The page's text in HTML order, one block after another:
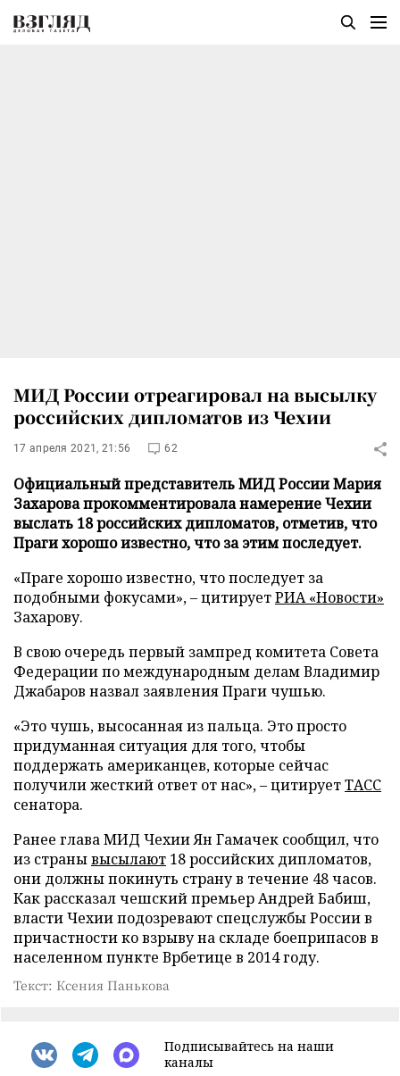
МИД России отреагировал на высылку
российских дипломатов из Чехии
17 апреля 2021, 21:56 62
Официальный представитель МИД России Мария
Захарова прокомментировала намерение Чехии
выслать 18 российских дипломатов, отметив, что
Праги хорошо известно, что за этим последует.
«Праге хорошо известно, что последует за
подобными фокусами», – цитируетРИА «Новости»
Захарову.
В свою очередь первый зампред комитета Совета
Федерации по международным делам Владимир
Джабаров назвал заявления Праги чушью.
«Это чушь, высосанная из пальца. Это просто
придуманная ситуация для того, чтобы
поддержать американцев, которые сейчас
получили жесткий ответ от нас», – цитируетТАСС
сенатора.
Ранее глава МИД Чехии Ян Гамачек сообщил, что
из странывысылают 18 российских дипломатов,
они должны покинуть страну в течение 48 часов.
Как рассказал чешский премьер Андрей Бабиш,
власти Чехии подозревают спецслужбы России в
причастности ко взрыву на складе боеприпасов в
населенном пункте Врбетице в 2014 году.
Текст: Ксения Панькова
Подписывайтесь на наши
каналы